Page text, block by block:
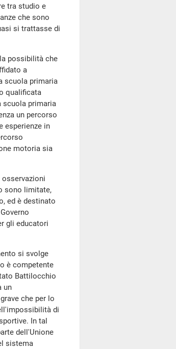
tra studio e
che sono
si trattasse di
possibilità che
a
scuola primaria
qualificata
scuola primaria
un percorso
esperienze in
motoria sia
osservazioni
sono limitate,
ed è destinato
gli educatori
si svolge
è competente
Battilocchio
un
che per lo
di
In tal
dell'Unione
sistema